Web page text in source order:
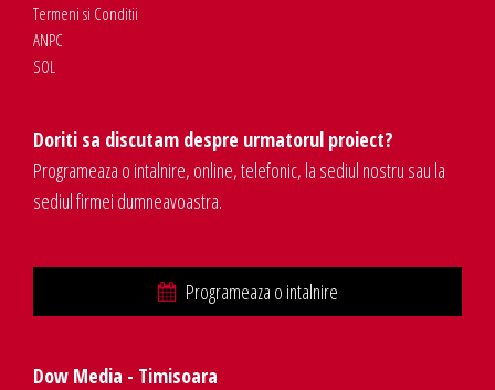
Termeni si Conditii
ANPC
SOL
Doriti sa discutam despre urmatorul proiect?
Programeaza o intalnire, online, telefonic, la sediul nostru sau la
sediul firmei dumneavoastra.
Programeaza o intalnire
Dow Media - Timisoara